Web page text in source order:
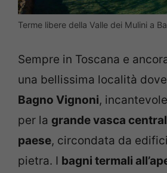
Terme libere della Valle dei Mulini a
Sempre in Toscana e
una bellissima località
Bagno Vignoni,
per la grande vasca
paese, circondata da
pietra. I bagni termali